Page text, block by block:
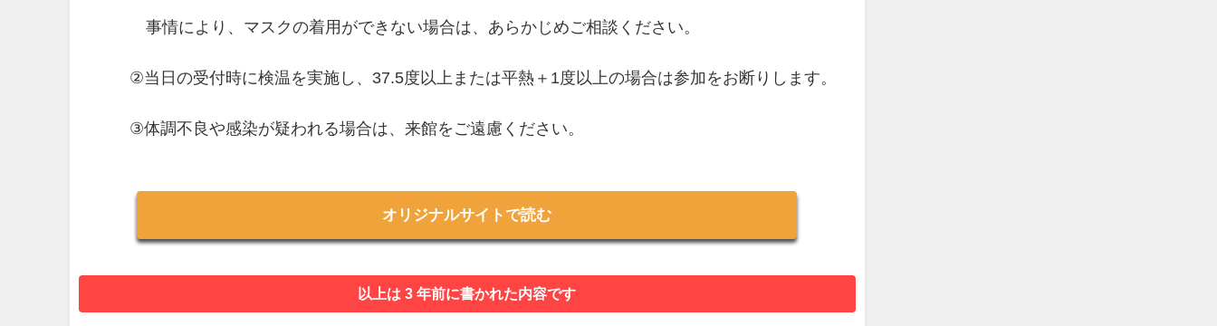
事情により、マスクの着用ができない場合は、あらかじめご相談ください。
②当日の受付時に検温を実施し、37.5度以上または平熱＋1度以上の場合は参加をお断りします。
③体調不良や感染が疑われる場合は、来館をご遠慮ください。
オリジナルサイトで読む
以上は 3 年前に書かれた内容です